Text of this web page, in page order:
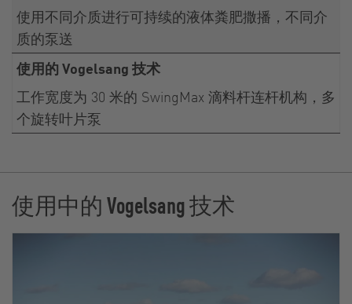
使用不同介质进行可持续的液体粪肥撒播，不同介
质的泵送
使用的 Vogelsang 技术
工作宽度为 30 米的 SwingMax 滴料杆连杆机构，多
个旋转叶片泵
使用中的 Vogelsang 技术